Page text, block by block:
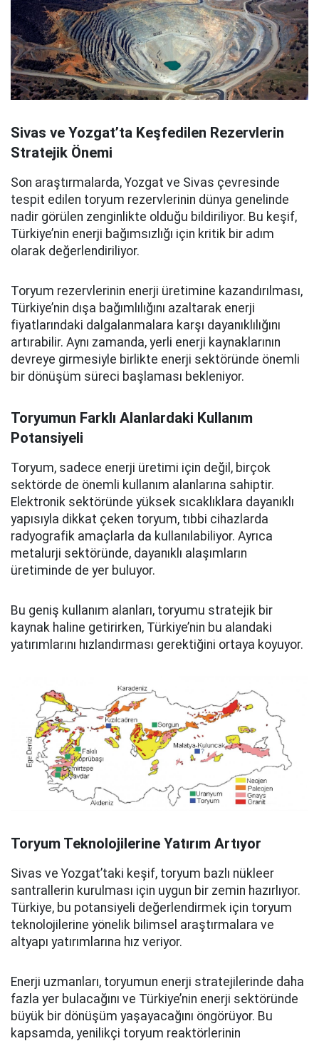
Sivas ve Yozgat’ta Keşfedilen Rezervlerin
Stratejik Önemi
Son araştırmalarda, Yozgat ve Sivas çevresinde
tespit edilen toryum rezervlerinin dünya genelinde
nadir görülen zenginlikte olduğu bildiriliyor. Bu keşif,
Türkiye’nin enerji bağımsızlığı için kritik bir adım
olarak değerlendiriliyor.
Toryum rezervlerinin enerji üretimine kazandırılması,
Türkiye’nin dışa bağımlılığını azaltarak enerji
fiyatlarındaki dalgalanmalara karşı dayanıklılığını
artırabilir. Aynı zamanda, yerli enerji kaynaklarının
devreye girmesiyle birlikte enerji sektöründe önemli
bir dönüşüm süreci başlaması bekleniyor.
Toryumun Farklı Alanlardaki Kullanım
Potansiyeli
Toryum, sadece enerji üretimi için değil, birçok
sektörde de önemli kullanım alanlarına sahiptir.
Elektronik sektöründe yüksek sıcaklıklara dayanıklı
yapısıyla dikkat çeken toryum, tıbbi cihazlarda
radyografik amaçlarla da kullanılabiliyor. Ayrıca
metalurji sektöründe, dayanıklı alaşımların
üretiminde de yer buluyor.
Bu geniş kullanım alanları, toryumu stratejik bir
kaynak haline getirirken, Türkiye’nin bu alandaki
yatırımlarını hızlandırması gerektiğini ortaya koyuyor.
Toryum Teknolojilerine Yatırım Artıyor
Sivas ve Yozgat’taki keşif, toryum bazlı nükleer
santrallerin kurulması için uygun bir zemin hazırlıyor.
Türkiye, bu potansiyeli değerlendirmek için toryum
teknolojilerine yönelik bilimsel araştırmalara ve
altyapı yatırımlarına hız veriyor.
Enerji uzmanları, toryumun enerji stratejilerinde daha
fazla yer bulacağını ve Türkiye’nin enerji sektöründe
büyük bir dönüşüm yaşayacağını öngörüyor. Bu
kapsamda, yenilikçi toryum reaktörlerinin